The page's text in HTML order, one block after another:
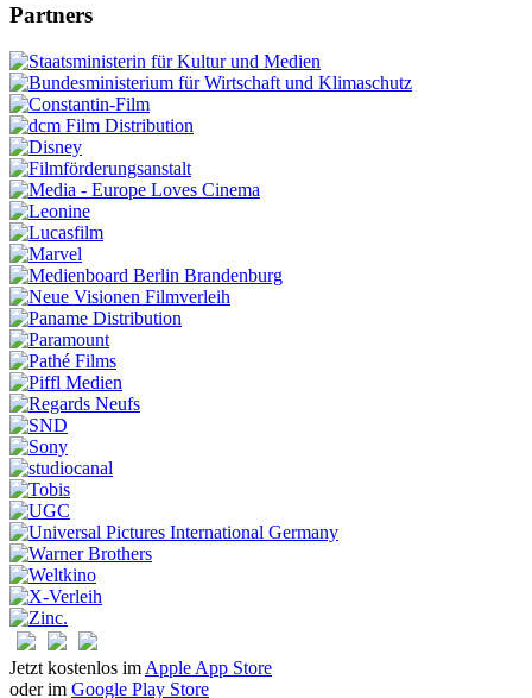
Partners
Jetzt kostenlos im Apple App Store
oder im Google Play Store